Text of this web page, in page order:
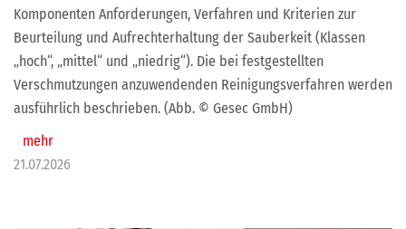
Komponenten Anforderungen, Verfahren und Kriterien zur
Beurteilung und Aufrechterhaltung der Sauberkeit (Klassen
„hoch“, „mittel“ und „niedrig“). Die bei festgestellten
Verschmutzungen anzuwendenden Reinigungsverfahren werden
ausführlich beschrieben. (Abb. © Gesec GmbH)
mehr
21.07.2026